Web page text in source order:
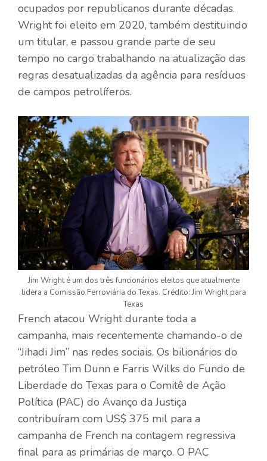
ocupados por republicanos durante décadas.
Wright foi eleito em 2020, também destituindo
um titular, e passou grande parte de seu
tempo no cargo trabalhando na atualização das
regras desatualizadas da agência para resíduos
de campos petrolíferos.
Jim Wright é um dos três funcionários eleitos que atualmente
lidera a Comissão Ferroviária do Texas. Crédito: Jim Wright para
Texas
French atacou Wright durante toda a
campanha, mais recentemente chamando-o de
“Jihadi Jim” nas redes sociais. Os bilionários do
petróleo Tim Dunn e Farris Wilks do Fundo de
Liberdade do Texas para o Comitê de Ação
Política (PAC) do Avanço da Justiça
contribuíram com US$ 375 mil para a
campanha de French na contagem regressiva
final para as primárias de março. O PAC